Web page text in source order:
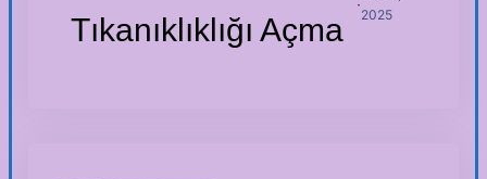
Tıkanıklıklığı Açma
·
2025